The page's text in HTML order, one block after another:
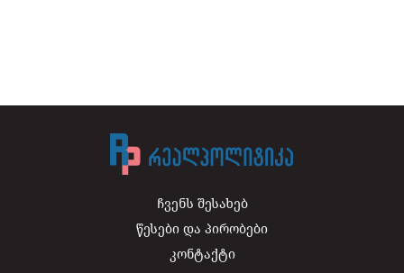
ჩვენს შესახებ
წესები და პირობები
კონტაქტი